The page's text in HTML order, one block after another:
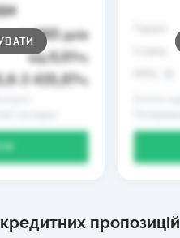
₴
до 365днів
від0,01%
3 435,87%
пропозицій